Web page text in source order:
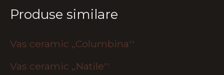
Produse similare
Vas ceramic ,,Columbina''
Vas ceramic ,,Natile''